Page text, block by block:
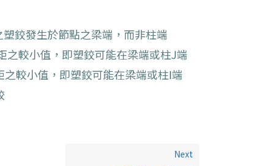
鉸發生於節點之梁端，而非柱端
較小值，即塑鉸可能在梁端或柱J端
較小值，即塑鉸可能在梁端或柱I端
Next